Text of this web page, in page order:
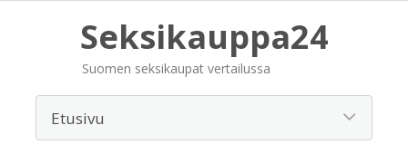
Seksikauppa24
Suomen seksikaupat vertailussa